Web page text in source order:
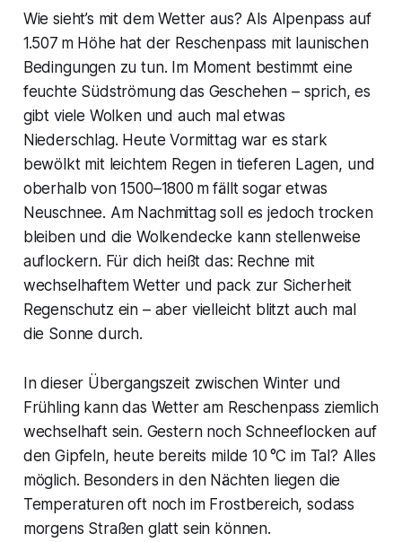
Wie sieht’s mit dem Wetter aus? Als Alpenpass auf
1.507 m Höhe hat der Reschenpass mit launischen
Bedingungen zu tun. Im Moment bestimmt eine
feuchte Südströmung das Geschehen – sprich, es
gibt viele Wolken und auch mal etwas
Niederschlag. Heute Vormittag war es stark
bewölkt mit leichtem Regen in tieferen Lagen, und
oberhalb von 1500–1800 m fällt sogar etwas
Neuschnee. Am Nachmittag soll es jedoch trocken
bleiben und die Wolkendecke kann stellenweise
auflockern. Für dich heißt das: Rechne mit
wechselhaftem Wetter und pack zur Sicherheit
Regenschutz ein – aber vielleicht blitzt auch mal
die Sonne durch.
In dieser Übergangszeit zwischen Winter und
Frühling kann das Wetter am Reschenpass ziemlich
wechselhaft sein. Gestern noch Schneeflocken auf
den Gipfeln, heute bereits milde 10 °C im Tal? Alles
möglich. Besonders in den Nächten liegen die
Temperaturen oft noch im Frostbereich, sodass
morgens Straßen glatt sein können.